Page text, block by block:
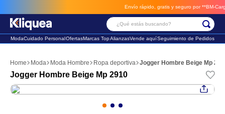
Envío rápido, gratis y seguro por **BM-Cargo** envios a través de
¿Qué estás buscando?
ModaCuidado PersonalOfertasMarcas TopAlianzasVende aquíSeguimiento de Pedidos
Moda Moda Hombre Ropa deportiva Jogger Hombre Beige Mp
Jogger Hombre Beige Mp 2910
2. sandalia